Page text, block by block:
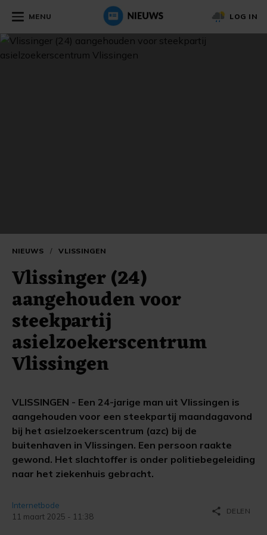
MENU LOG IN
NIEUWS / VLISSINGEN
Vlissinger (24)
aangehouden voor
steekpartij
asielzoekerscentrum
Vlissingen
VLISSINGEN - Een 24-jarige man uit Vlissingen is
aangehouden voor een steekpartij maandagavond
bij het asielzoekerscentrum (azc) bij de
buitenhaven in Vlissingen. Een persoon raakte
gewond. Het slachtoffer is onder politiebegeleiding
naar het ziekenhuis gebracht.
Internetbode
11 maart 2025 - 11:38
share DELEN